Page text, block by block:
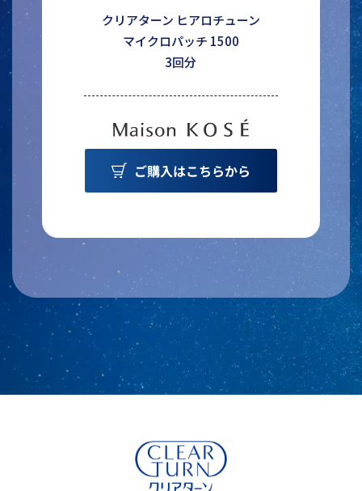
クリアターン ヒアロチューン
マイクロパッチ 1500
3回分
ご購入はこちらから